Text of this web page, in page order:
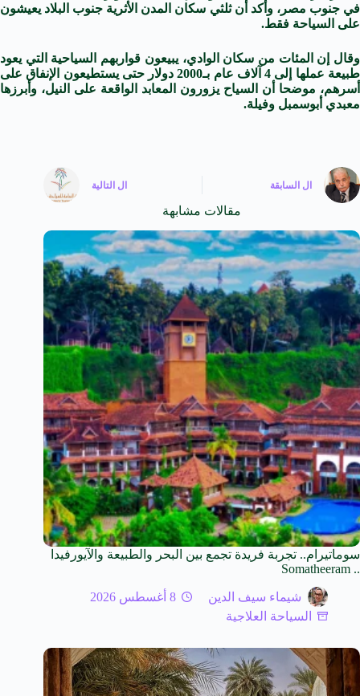
في جنوب مصر، وأكد أن ثلثي سكان المدن الأثرية جنوب البلاد يعيشون
على السياحة فقط.
وقال إن المئات من سكان الوادي، يبيعون قواربهم السياحية التي يعود
طبيعة عملها إلى 4 آلاف عام بـ2000 دولار حتى يستطيعون الإنفاق على
أسرهم، موضحا أن السياح يزورون المعابد الواقعة على النيل، وأبرزها
معبدي أبوسمبل وفيلة.
ال السابقة ال التالية
مقالات مشابهة
سوماتيرام.. تجربة فريدة تجمع بين البحر والطبيعة والآيورفيدا
.. Somatheeram
شيماء سيف الدين
8 أغسطس 2026
السياحة العلاجية